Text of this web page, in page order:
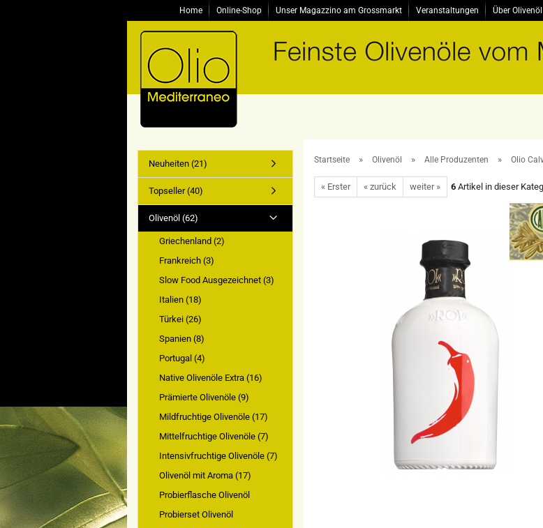
Home Online-Shop Unser Magazzino am Grossmarkt Veranstaltungen Über Olivenöl
Startseite » Olivenöl » Alle Produzenten » Olio
« Erster « zurück weiter » 6Artikel in dieser
Neuheiten (21)
Topseller (40)
Olivenöl (62)
Griechenland (2)
Frankreich (3)
Slow Food Ausgezeichnet (3)
Italien (18)
Türkei (26)
Spanien (8)
Portugal (4)
Native Olivenöle Extra (16)
Prämierte Olivenöle (9)
Mildfruchtige Olivenöle (17)
Mittelfruchtige Olivenöle (7)
Intensivfruchtige Olivenöle (7)
Olivenöl mit Aroma (17)
Probierflasche Olivenöl
Probierset Olivenöl